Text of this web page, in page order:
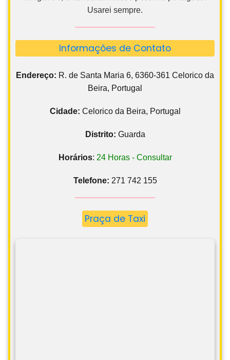
Usarei sempre.
Informações de Contato
Endereço: R. de Santa Maria 6, 6360-361 Celorico da
Beira, Portugal
Cidade: Celorico da Beira, Portugal
Distrito: Guarda
Horários: 24 Horas - Consultar
Telefone: 271 742 155
Praça de Taxi